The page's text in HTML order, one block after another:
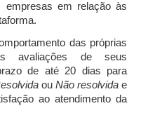
empresas em relação às
das próprias
avaliações de seus
de até 20 dias para
ou Não resolvida e
ao atendimento da